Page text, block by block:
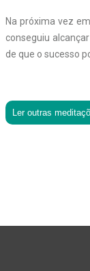
Na próxima vez
conseguiu
de que o sucesso
Ler outras